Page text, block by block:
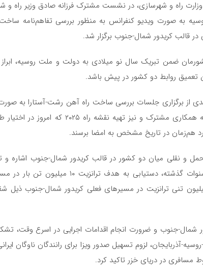
راه و شهرسازی، در نشست مشترک فرزانه صادق وزیر راه و
به صورت ویدیو کنفرانس به منظور بررسی تفاهم‌نامه
قالب کریدور شمال-جنوب برگزار شد.
ضمن تبریک سال نو میلادی به دولت و ملت روسیه، ابراز
تعمیق روابط دو کشور در پیش باشد.
از برگزاری جلسات بررسی ساخت راه آهن رشت-آستارا به
حضور نمایندگان دو کشور به تنظیم تفاهم‌نامه همکاری مشترک و نیز تهیه
هم‌زمان در تاریخ مشخص به امضا برسند.
و نقلی میان دو کشور در قالب کریدور شمال-جنوب اشاره و
طبق توافقات انجام شده میان دو کشور در سنوات گذشته، دستیابی به هدف
جنوب ضرورت دارد و باید ظرفیت ۲۰ میلیون تنی ترانزیت در مسیرهای فعلی کریدور شمال-جنوب
جنوب و ضرورت انجام اقدامات اجرایی در اسرع وقت،
آذربایجان، لزوم تسهیل صدور ویزا برای رانندگان ناوگان
در دریای خزر تاکید کرد.